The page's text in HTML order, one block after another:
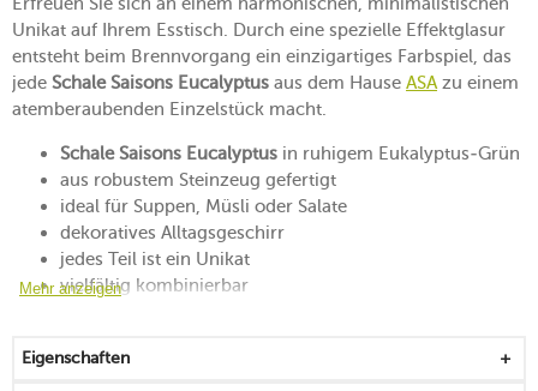
Unikat auf Ihrem Esstisch. Durch eine spezielle Effektglasur
entsteht beim Brennvorgang ein einzigartiges Farbspiel, das
jede Schale Saisons Eucalyptus aus dem Hause ASAzu einem
atemberaubenden Einzelstück macht.
Schale Saisons Eucalyptus in ruhigem Eukalyptus-Grün
aus robustem Steinzeug gefertigt
ideal für Suppen, Müsli oder Salate
dekoratives Alltagsgeschirr
jedes Teil ist ein Unikat
vielfältig kombinierbar
spülmaschinengeeignet
Mehr anzeigen
Eigenschaften